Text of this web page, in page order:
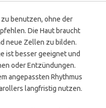
benutzen, ohne der
Die Haut braucht
neue Zellen zu bilden.
ist besser geeignet und
oder Entzündungen.
angepassten Rhythmus
langfristig nutzen.